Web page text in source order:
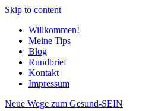
Skip to content
Willkommen!
Meine Tips
Blog
Rundbrief
Kontakt
Impressum
Neue Wege zum Gesund-SEIN